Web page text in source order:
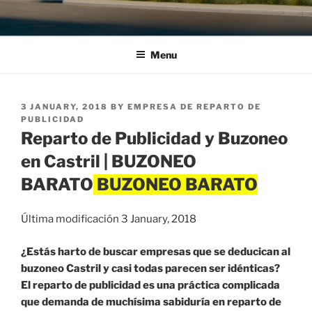
Menu
POSTED
ON
3 JANUARY, 2018 BY EMPRESA DE REPARTO DE
PUBLICIDAD
Reparto de Publicidad y Buzoneo
en Castril | BUZONEO
BARATO
Última modificación 3 January, 2018
¿Estás harto de buscar empresas que se deducican al
buzoneo Castril y casi todas parecen ser idénticas?
El reparto de publicidad es una práctica complicada
que demanda de muchísima sabiduría en reparto de